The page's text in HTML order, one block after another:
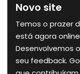
Novo site
Temos o prazer
está agora
Desenvolvemos
seu feedback.